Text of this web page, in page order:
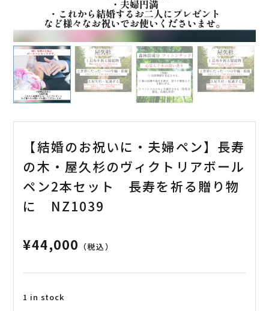
【結婚のお祝いに・夫婦ペン】長寿
の木・屋久杉のヴィクトリアボール
ペン2本セット 長寿を祈る贈り物
に NZ1039
¥44,000 （税込）
1 in stock